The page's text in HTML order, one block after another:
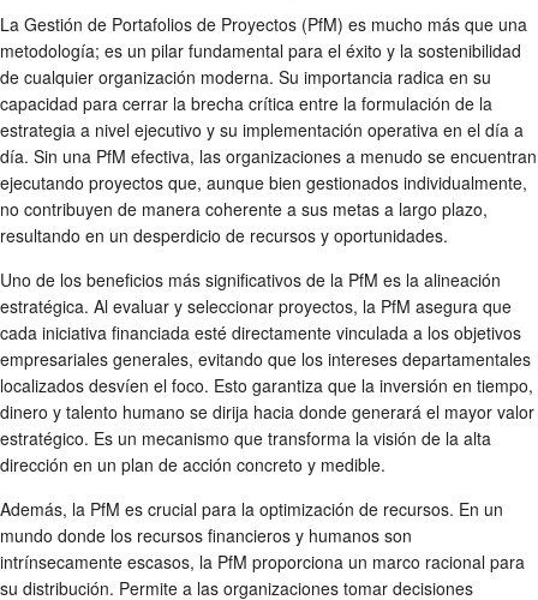
La Gestión de Portafolios de Proyectos (PfM) es mucho más que una
metodología; es un pilar fundamental para el éxito y la sostenibilidad
de cualquier organización moderna. Su importancia radica en su
capacidad para cerrar la brecha crítica entre la formulación de la
estrategia a nivel ejecutivo y su implementación operativa en el día a
día. Sin una PfM efectiva, las organizaciones a menudo se encuentran
ejecutando proyectos que, aunque bien gestionados individualmente,
no contribuyen de manera coherente a sus metas a largo plazo,
resultando en un desperdicio de recursos y oportunidades.
Uno de los beneficios más significativos de la PfM es la alineación
estratégica. Al evaluar y seleccionar proyectos, la PfM asegura que
cada iniciativa financiada esté directamente vinculada a los objetivos
empresariales generales, evitando que los intereses departamentales
localizados desvíen el foco. Esto garantiza que la inversión en tiempo,
dinero y talento humano se dirija hacia donde generará el mayor valor
estratégico. Es un mecanismo que transforma la visión de la alta
dirección en un plan de acción concreto y medible.
Además, la PfM es crucial para la optimización de recursos. En un
mundo donde los recursos financieros y humanos son
intrínsecamente escasos, la PfM proporciona un marco racional para
su distribución. Permite a las organizaciones tomar decisiones